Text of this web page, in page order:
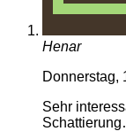
Henar
Donnerstag,
Sehr